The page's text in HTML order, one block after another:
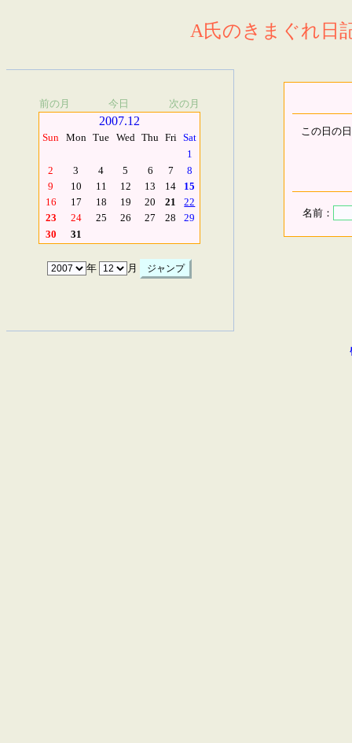
A氏のきまぐれ日
前の月 今日 次の月
2007.12
Sun Mon Tue Wed Thu Fri Sat
1
2
3 4 5 6 7
8
9
10 11 12 13 14
15
16
17 18 19 20 21
22
23
24 25 26 27 28
29
30
31
年 月
この日の
名前：